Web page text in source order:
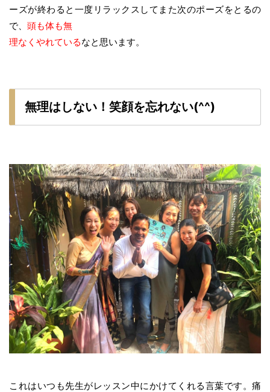
ーズが終わると一度リラックスしてまた次のポーズをとるの
で、 頭も体も無
理なくやれているなと思います。
無理はしない！笑顔を忘れない(^^)
これはいつも先生がレッスン中にかけてくれる言葉です。痛